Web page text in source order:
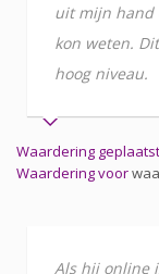
uit mijn hand
kon weten.
hoog niveau.
Waardering
Waardering voor
Als hij online